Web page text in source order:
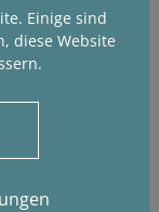
Einige sind
diese Website